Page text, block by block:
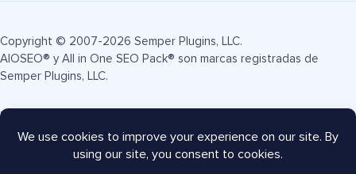
Copyright © 2007-2026 Semper Plugins, LLC.
AIOSEO® y All in One SEO Pack® son marcas registradas de
Semper Plugins, LLC.
Términos de servicio
Divulgación FTC
Mapa del sitio Cupón AIOSEO